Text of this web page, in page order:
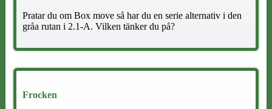
Pratar du om Box move så har du en serie alternativ i den
gråa rutan i 2.1-A. Vilken tänker du på?
Frocken